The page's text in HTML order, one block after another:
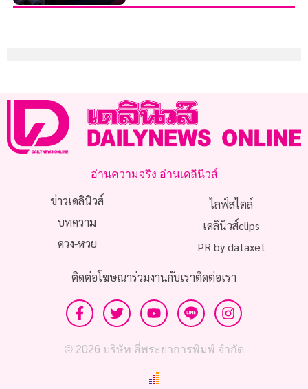
อ่านความจริง อ่านเดลินิวส์
ข่าวเดลินิวส์
บทความ
ดวง-หวย
ไลฟ์สไตล์
เดลินิวส์clips
PR by dataxet
ติดต่อโฆษณาร่วมงานกับเราติดต่อเรา
© 2026 บริษัท สี่พระยาการพิมพ์ จำกัด